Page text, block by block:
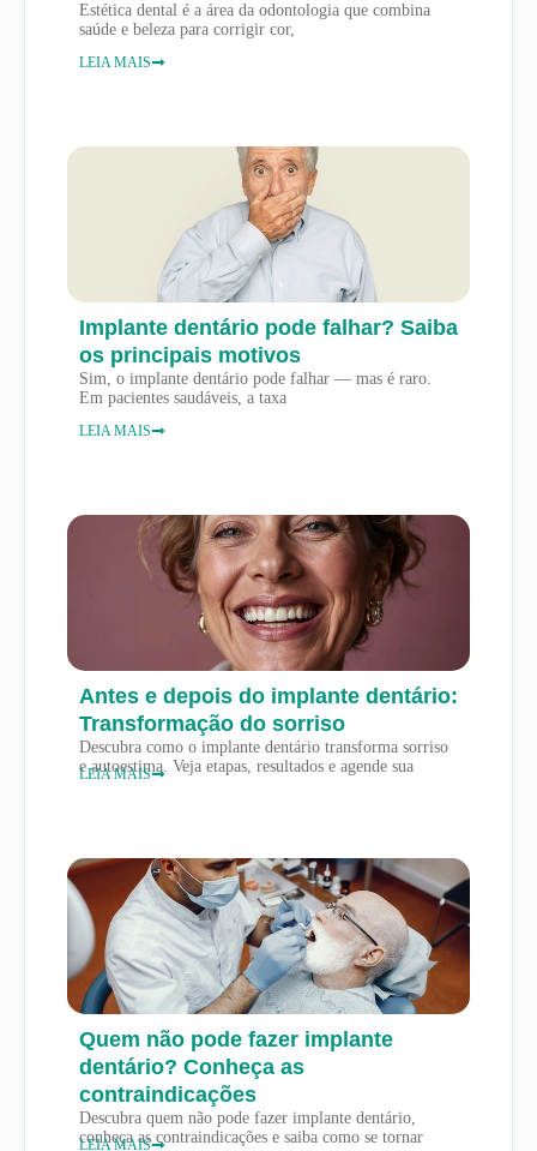
Estética dental é a área da odontologia que combina
saúde e beleza para corrigir cor,
LEIA MAIS
Implante dentário pode falhar? Saiba
os principais motivos
Sim, o implante dentário pode falhar — mas é raro.
Em pacientes saudáveis, a taxa
LEIA MAIS
Antes e depois do implante dentário:
Transformação do sorriso
Descubra como o implante dentário transforma sorriso
e autoestima. Veja etapas, resultados e agende sua
LEIA MAIS
Quem não pode fazer implante
dentário? Conheça as
contraindicações
Descubra quem não pode fazer implante dentário,
conheça as contraindicações e saiba como se tornar
LEIA MAIS